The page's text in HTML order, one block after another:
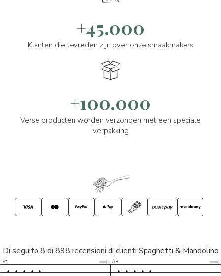
+45.000
Klanten die tevreden zijn over onze smaakmakers
+100.000
Verse producten worden verzonden met een speciale
verpakking
Di seguito 8 di 898 recensioni di clienti Spaghetti & Mandolino
S* 5/5
LP 5/5
AR 5/5
D* 5/5